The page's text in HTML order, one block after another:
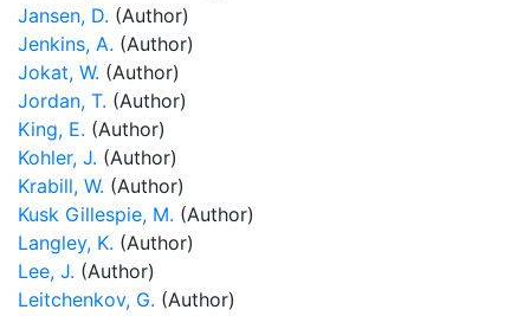
Jansen, D. (Author)
Jenkins, A. (Author)
Jokat, W. (Author)
Jordan, T. (Author)
King, E. (Author)
Kohler, J. (Author)
Krabill, W. (Author)
Kusk Gillespie, M. (Author)
Langley, K. (Author)
Lee, J. (Author)
Leitchenkov, G. (Author)